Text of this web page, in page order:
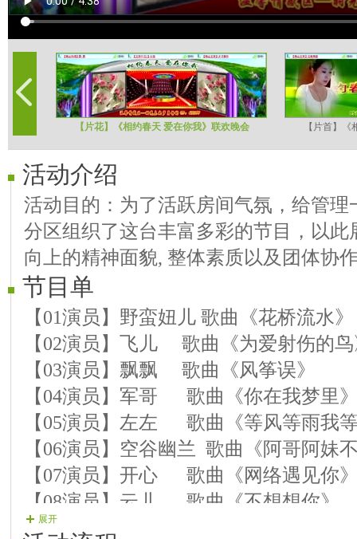
【片花】《相约春天 爱在你我》联欢晚会 【片首】
活动介绍
活动目的：为了活跃房间气氛，给管
分区组织了这台丰富多彩的节目，以
向上的精神面貌, 整体素质以及团体协
节目单
【01演员】野蛮妞儿 歌曲《花桥流水》
【02演员】飞儿 歌曲《为爱射伤的
【03演员】飘飘 歌曲《风筝误》
【04演员】军哥 歌曲《你在我梦里
【05演员】左左 歌曲《等风等雨我
【06演员】空谷幽兰 歌曲《阿哥阿妹
【07演员】开心 歌曲《网络遇见你
【08演员】云儿 歌曲《不想想你》
【09演员】江浪 歌曲《换个方式来
展开